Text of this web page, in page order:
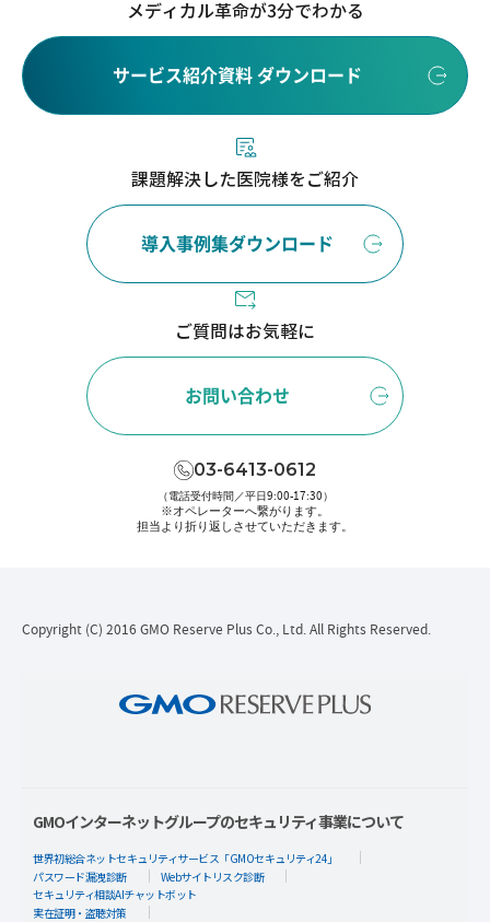
メディカル革命が3分でわかる
サービス紹介資料 ダウンロード
課題解決した医院様をご紹介
導入事例集ダウンロード
ご質問はお気軽に
お問い合わせ
03-6413-0612
（電話受付時間／平日9:00-17:30）
※オペレーターへ繋がります。
担当より折り返しさせていただきます。
Copyright (C) 2016 GMO Reserve Plus Co., Ltd. All Rights Reserved.
GMOインターネットグループのセキュリティ事業について
世界初総合ネットセキュリティサービス「GMOセキュリティ24」
パスワード漏洩診断
Webサイトリスク診断
セキュリティ相談AIチャットボット
実在証明・盗聴対策